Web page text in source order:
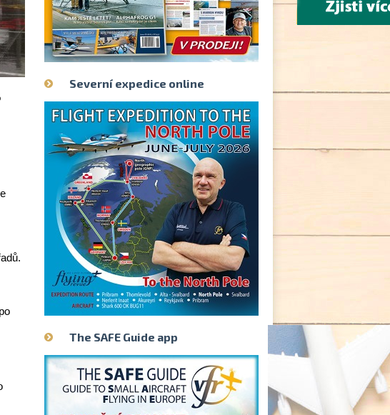
Severní expedice online
The SAFE Guide app